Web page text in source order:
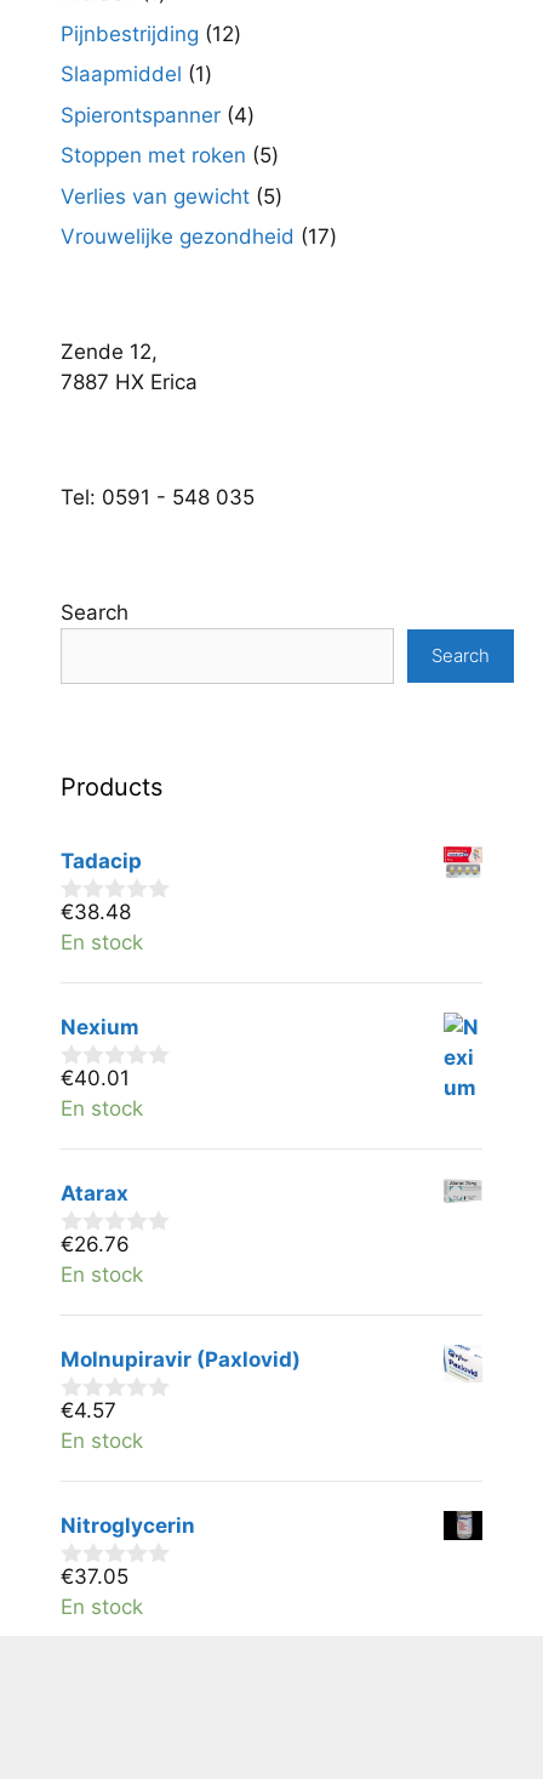
product
Pijnbestrijding 1212
Slaapmiddel 11
product
Spierontspanner 44
producten
Stoppen met roken 55
producten
Verlies van gewicht 55
producten
Vrouwelijke gezondheid 1717
Zende 12,
7887 HX Erica
Tel: 0591 - 548 035
Search
Search
Products
Tadacip
0
v
n
€38.48
En stock
Nexium
0
v
n
€40.01
En stock
Atarax
0
v
n
€26.76
En stock
Molnupiravir (Paxlovid)
0
v
n
€4.57
En stock
Nitroglycerin
0
v
€37.05
En stock